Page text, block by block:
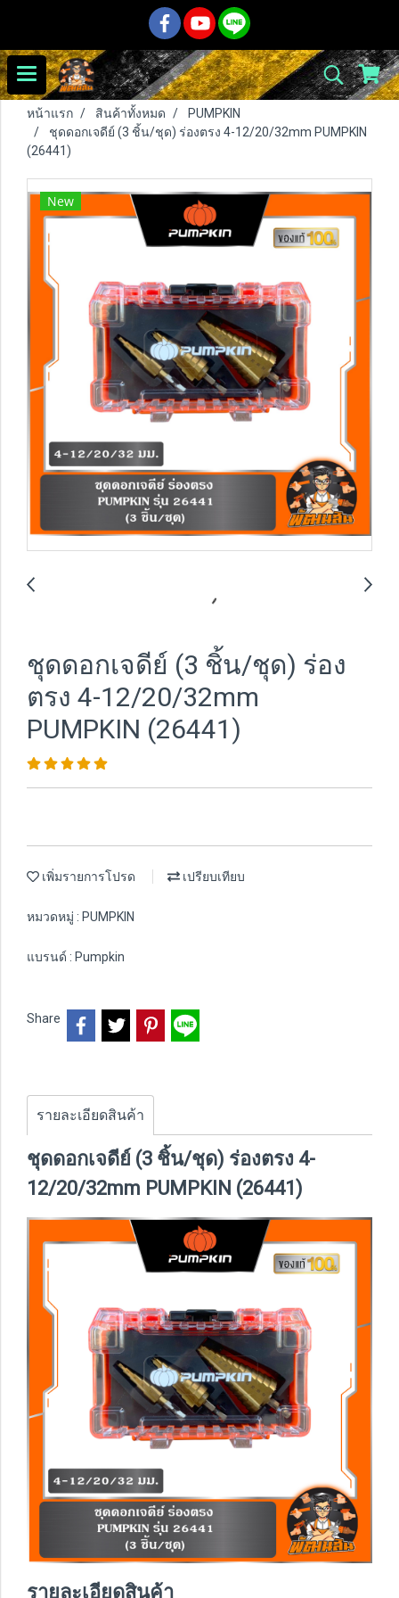
หน้าแรก สินค้าทั้งหมด
PUMPKIN
ชุดดอกเจดีย์ (3 ชิ้น/ชุด) ร่องตรง 4-12/20/32mm PUMPKIN
(26441)
New
ชุดดอกเจดีย์ (3 ชิ้น/ชุด) ร่อง
ตรง 4-12/20/32mm
PUMPKIN (26441)
เพิ่มรายการโปรด เปรียบเทียบ
หมวดหมู่ : PUMPKIN
แบรนด์ : Pumpkin
Share
รายละเอียดสินค้า
ชุดดอกเจดีย์ (3 ชิ้น/ชุด) ร่องตรง 4-
12/20/32mm PUMPKIN (26441)
รายละเอียดสินค้า